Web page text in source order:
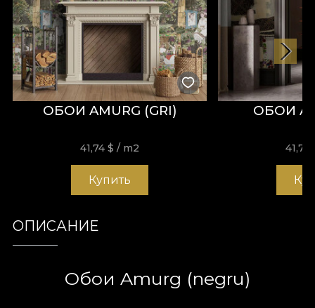
ОБОИ AMURG (GRI)
41,74$ / m2
Купить
ОБОИ
41,74
ОПИСАНИЕ
Обои Amurg (negru)